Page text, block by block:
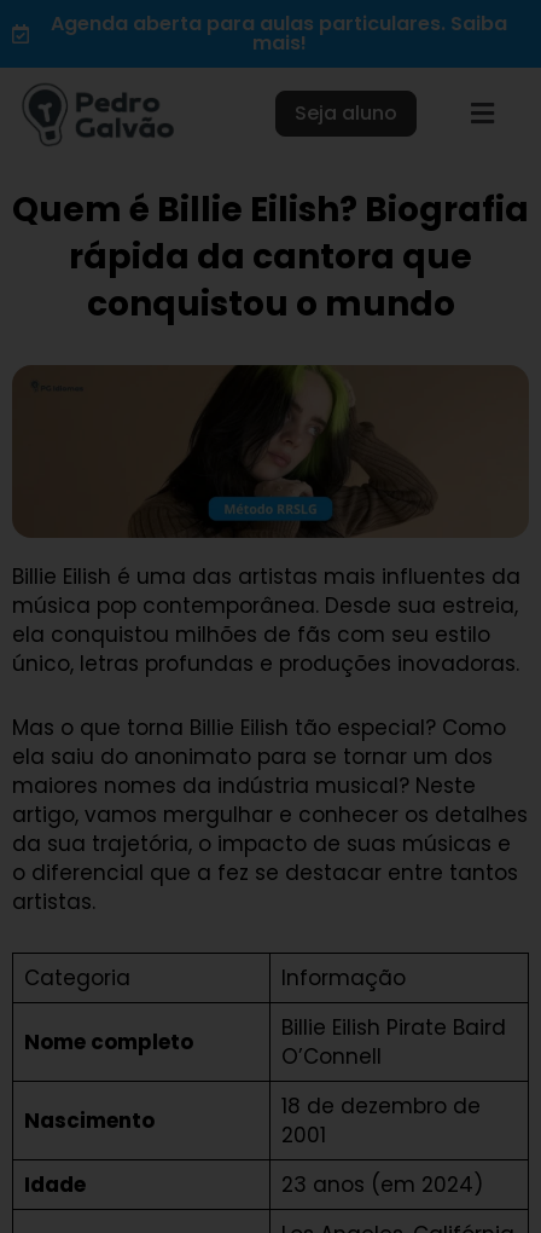
para
o
conteúdo
Agenda aberta para aulas particulares. Saiba
mais!
Seja aluno
Quem é Billie Eilish? Biografia
rápida da cantora que
conquistou o mundo
Billie Eilish é uma das artistas mais influentes da
música pop contemporânea. Desde sua estreia,
ela conquistou milhões de fãs com seu estilo
único, letras profundas e produções inovadoras.
Mas o que torna Billie Eilish tão especial? Como
ela saiu do anonimato para se tornar um dos
maiores nomes da indústria musical? Neste
artigo, vamos mergulhar e conhecer os detalhes
da sua trajetória, o impacto de suas músicas e
o diferencial que a fez se destacar entre tantos
artistas.
Categoria Informação
Nome completo
Billie Eilish Pirate Baird
O’Connell
Nascimento
18 de dezembro de
2001
Idade
23 anos (em 2024)